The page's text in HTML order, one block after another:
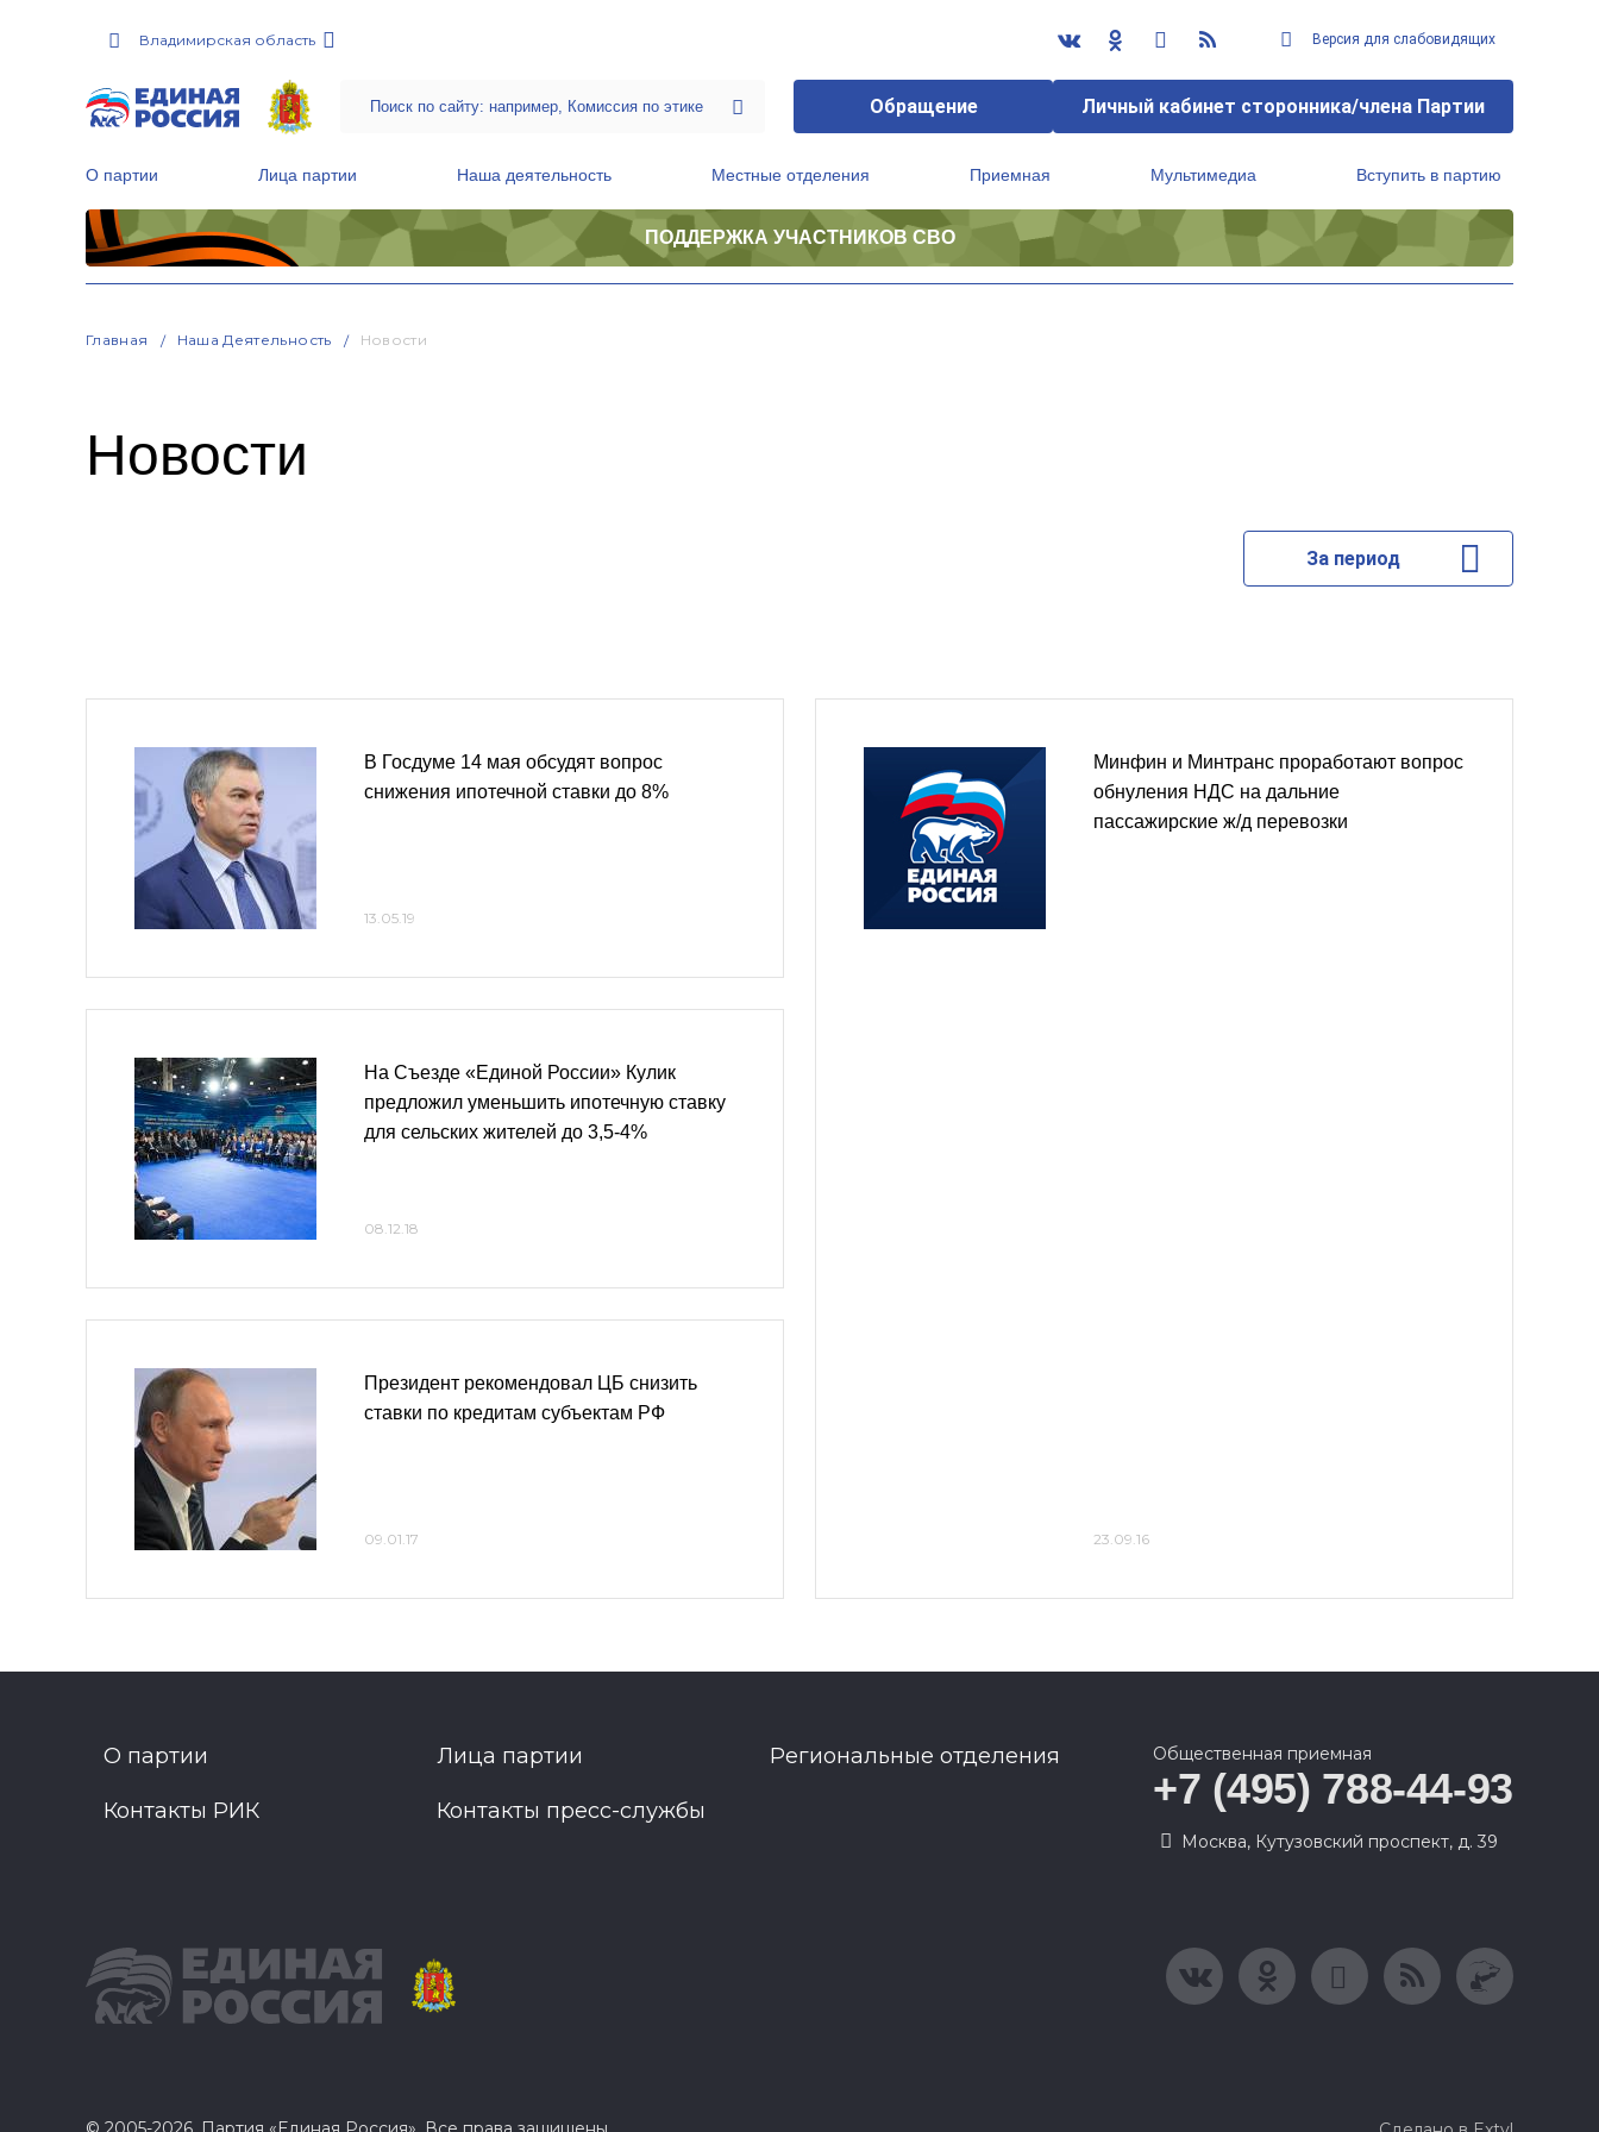
Владимирская область Версия для слабовидящих
Обращение Личный кабинет сторонника/члена Партии
О партии Лица партии Наша деятельность Местные отделения Приемная Мультимедиа Вступить в партию
ПОДДЕРЖКА УЧАСТНИКОВ СВО
Главная Наша Деятельность Новости
Новости
За период
В Госдуме 14 мая обсудят вопрос
снижения ипотечной ставки до 8%
13.05.19
На Съезде «Единой России» Кулик
предложил уменьшить ипотечную ставку
для сельских жителей до 3,5-4%
08.12.18
Президент рекомендовал ЦБ снизить
ставки по кредитам субъектам РФ
09.01.17
Минфин и Минтранс проработают вопрос
обнуления НДС на дальние
пассажирские ж/д перевозки
23.09.16
О партии Лица партии Региональные отделения
Контакты РИК Контакты пресс-службы
Общественная приемная
+7 (495) 788-44-93
Москва, Кутузовский проспект, д. 39